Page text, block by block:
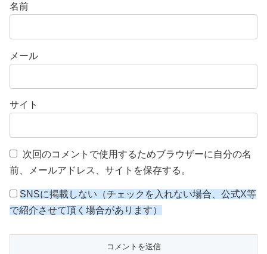
名前
メール
サイト
次回のコメントで使用するためブラウザーに自分の名
前、メールアドレス、サイトを保存する。
SNSに掲載しない（チェックを入れない場合、公式X等
で紹介させて頂く場合があります）